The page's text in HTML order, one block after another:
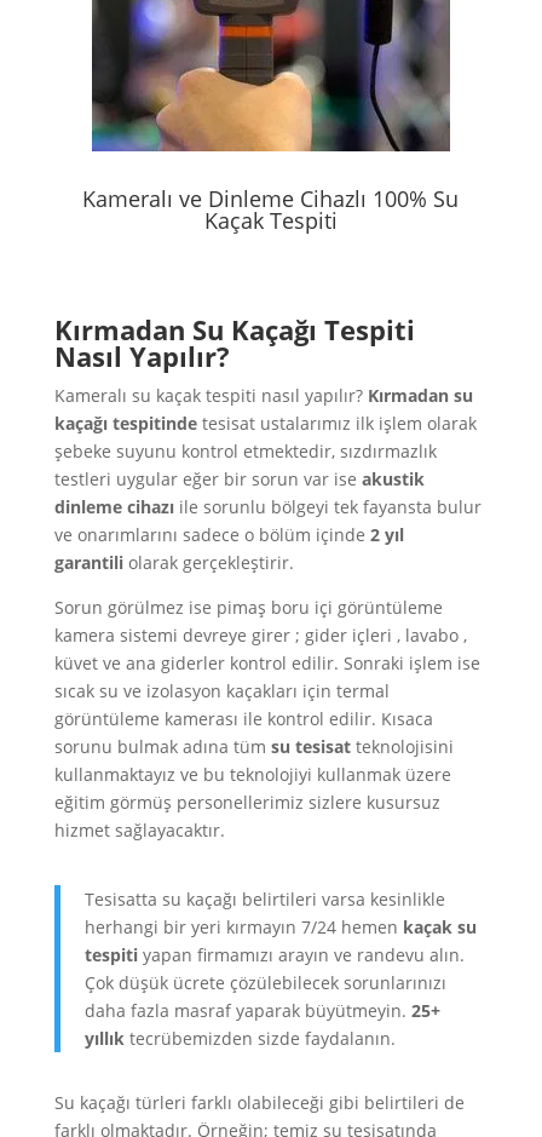
Kameralı ve Dinleme Cihazlı 100% Su
Kaçak Tespiti
Kırmadan Su Kaçağı Tespiti
Nasıl Yapılır?
Kameralı su kaçak tespiti nasıl yapılır?Kırmadan su
kaçağı tespitindetesisat ustalarımız ilk işlem olarak
şebeke suyunu kontrol etmektedir, sızdırmazlık
testleri uygular eğer bir sorun var ise akustik
dinleme cihazıile sorunlu bölgeyi tek fayansta bulur
ve onarımlarını sadece o bölüm içinde 2 yıl
garantiliolarak gerçekleştirir.
Sorun görülmez ise pimaş boru içi görüntüleme
kamera sistemi devreye girer ; gider içleri , lavabo ,
küvet ve ana giderler kontrol edilir. Sonraki işlem ise
sıcak su ve izolasyon kaçakları için termal
görüntüleme kamerası ile kontrol edilir. Kısaca
sorunu bulmak adına tüm su tesisatteknolojisini
kullanmaktayız ve bu teknolojiyi kullanmak üzere
eğitim görmüş personellerimiz sizlere kusursuz
hizmet sağlayacaktır.
Tesisatta su kaçağı belirtileri varsa kesinlikle
herhangi bir yeri kırmayın 7/24 hemen kaçak su
tespitiyapan firmamızı arayın ve randevu alın.
Çok düşük ücrete çözülebilecek sorunlarınızı
daha fazla masraf yaparak büyütmeyin. 25+
yıllık tecrübemizden sizde faydalanın.
Su kaçağı türleri farklı olabileceği gibi belirtileri de
farklı olmaktadır. Örneğin; temiz su tesisatında